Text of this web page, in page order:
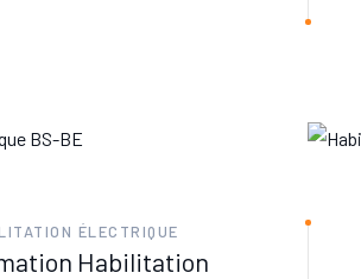
ÉLECTRIQUE
Habilitation